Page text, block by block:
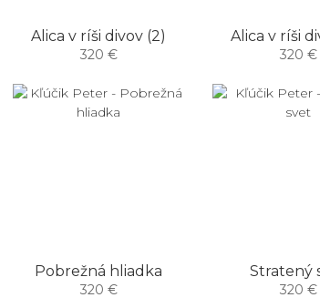
Alica v ríši divov (2)
320 €
Alica v ríši
320 €
Pobrežná hliadka
320 €
Stratený
320 €